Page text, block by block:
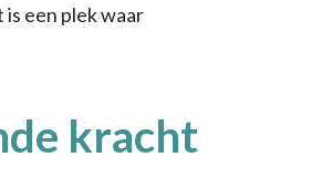
een plek waar
kracht